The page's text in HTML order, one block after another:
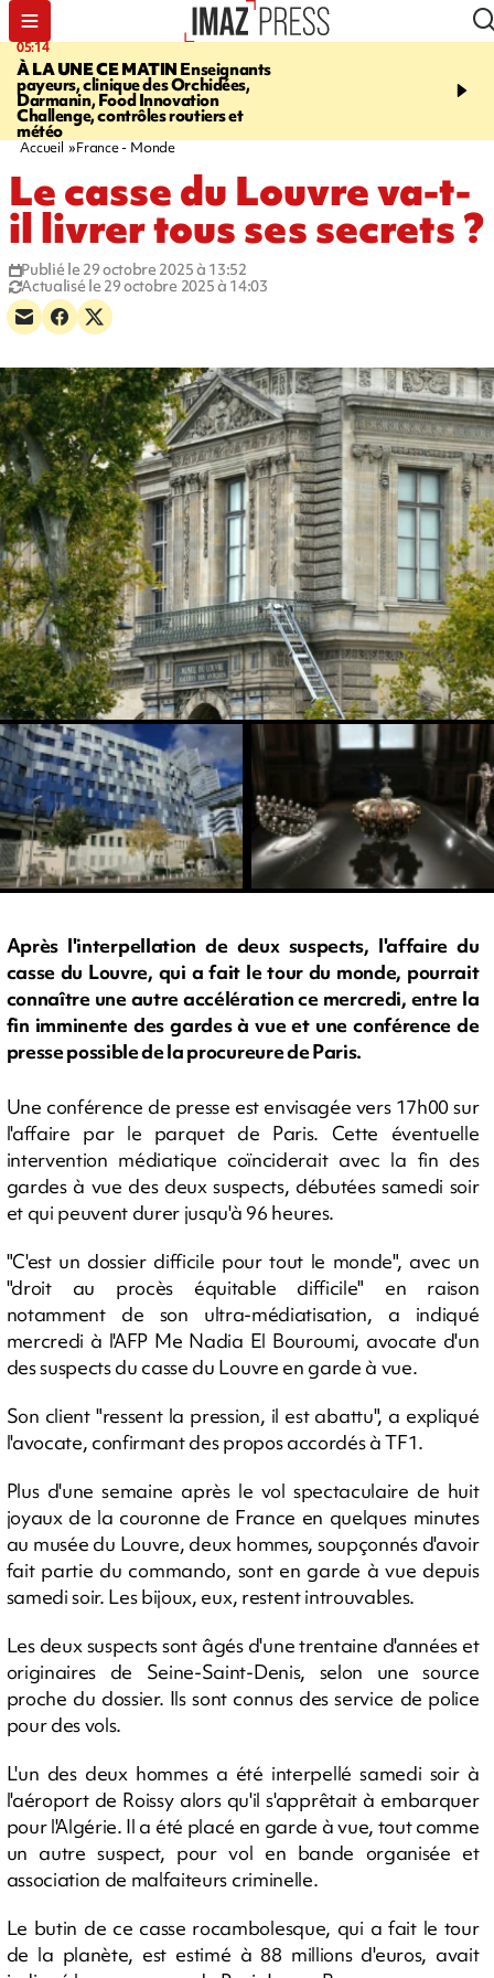
05:14
À LA UNE CE MATIN Enseignants
payeurs, clinique des Orchidées,
Darmanin, Food Innovation
Challenge, contrôles routiers et
météo
07:08
Orchidées pourrait
conséquences pour les
Accueil France - Monde
Le casse du Louvre va-t-
il livrer tous ses secrets ?
Publié le 29 octobre 2025 à 13:52
Actualisé le 29 octobre 2025 à 14:03
Après l'interpellation de deux suspects, l'affaire du
casse du Louvre, qui a fait le tour du monde, pourrait
connaître une autre accélération ce mercredi, entre la
fin imminente des gardes à vue et une conférence de
presse possible de la procureure de Paris.
Une conférence de presse est envisagée vers 17h00 sur
l'affaire par le parquet de Paris. Cette éventuelle
intervention médiatique coïnciderait avec la fin des
gardes à vue des deux suspects, débutées samedi soir
et qui peuvent durer jusqu'à 96 heures.
"C'est un dossier difficile pour tout le monde", avec un
"droit au procès équitable difficile" en raison
notamment de son ultra-médiatisation, a indiqué
mercredi à l'AFP Me Nadia El Bouroumi, avocate d'un
des suspects du casse du Louvre en garde à vue.
Son client "ressent la pression, il est abattu", a expliqué
l'avocate, confirmant des propos accordés à TF1.
Plus d'une semaine après le vol spectaculaire de huit
joyaux de la couronne de France en quelques minutes
au musée du Louvre, deux hommes, soupçonnés d'avoir
fait partie du commando, sont en garde à vue depuis
samedi soir. Les bijoux, eux, restent introuvables.
Les deux suspects sont âgés d'une trentaine d'années et
originaires de Seine-Saint-Denis, selon une source
proche du dossier. Ils sont connus des service de police
pour des vols.
L'un des deux hommes a été interpellé samedi soir à
l'aéroport de Roissy alors qu'il s'apprêtait à embarquer
pour l'Algérie. Il a été placé en garde à vue, tout comme
un autre suspect, pour vol en bande organisée et
association de malfaiteurs criminelle.
Le butin de ce casse rocambolesque, qui a fait le tour
de la planète, est estimé à 88 millions d'euros, avait